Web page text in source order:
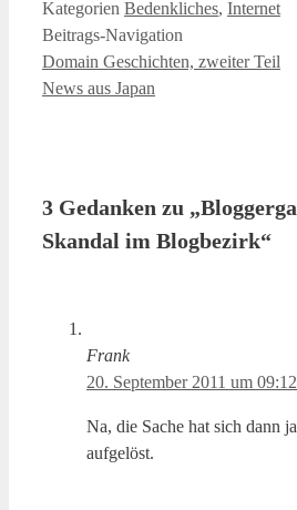
Kategorien Bedenkliches, Internet
Beitrags-Navigation
Domain Geschichten, zweiter Teil
News aus Japan
3 Gedanken zu
Skandal im Blogbezirk“
Frank
20. September 2011 um 09:12
Na, die Sache hat sich dann
aufgelöst.